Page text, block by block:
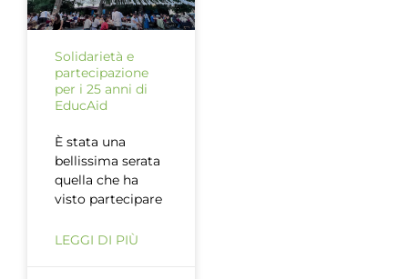
Solidarietà e
partecipazione
per i 25 anni di
EducAid
È stata una
bellissima serata
quella che ha
visto partecipare
LEGGI DI PIÙ